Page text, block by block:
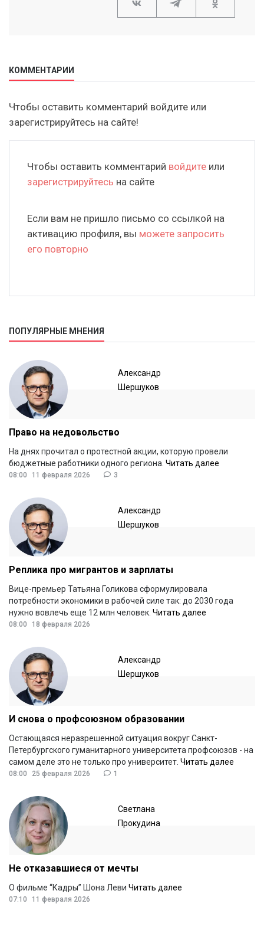
КОММЕНТАРИИ
Чтобы оставить комментарий войдите или
зарегистрируйтесь на сайте!
Чтобы оставить комментарий войдите или
зарегистрируйтесь на сайте
Если вам не пришло письмо со ссылкой на
активацию профиля, вы можете запросить
его повторно
ПОПУЛЯРНЫЕ МНЕНИЯ
Александр
Шершуков
Право на недовольство
На днях прочитал о протестной акции, которую провели
бюджетные работники одного региона. Читать далее
08:00 11 февраля 2026 3
Александр
Шершуков
Реплика про мигрантов и зарплаты
Вице-премьер Татьяна Голикова сформулировала
потребности экономики в рабочей силе так: до 2030 года
нужно вовлечь еще 12 млн человек. Читать далее
08:00 18 февраля 2026
Александр
Шершуков
И снова о профсоюзном образовании
Остающаяся неразрешенной ситуация вокруг Санкт-
Петербургского гуманитарного университета профсоюзов - на
самом деле это не только про университет. Читать далее
08:00 25 февраля 2026 1
Светлана
Прокудина
Не отказавшиеся от мечты
О фильме “Кадры” Шона Леви Читать далее
07:10 11 февраля 2026